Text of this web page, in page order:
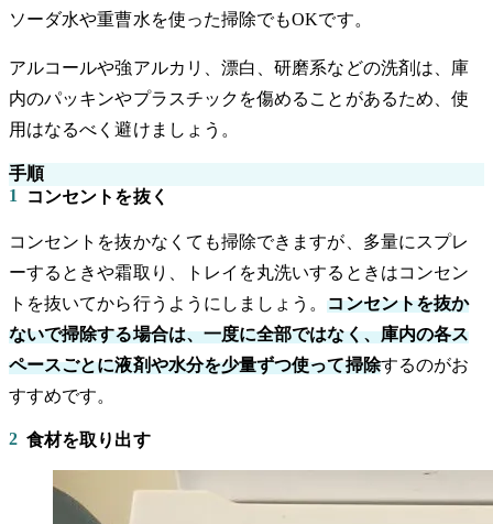
ソーダ水や重曹水を使った掃除でもOKです。
アルコールや強アルカリ、漂白、研磨系などの洗剤は、庫
内のパッキンやプラスチックを傷めることがあるため、使
用はなるべく避けましょう。
手順
1
コンセントを抜く
コンセントを抜かなくても掃除できますが、多量にスプレ
ーするときや霜取り、トレイを丸洗いするときはコンセン
トを抜いてから行うようにしましょう。コンセントを抜か
ないで掃除する場合は、一度に全部ではなく、庫内の各ス
ペースごとに液剤や水分を少量ずつ使って掃除するのがお
すすめです。
2 食材を取り出す